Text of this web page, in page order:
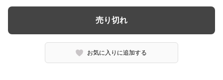
売り切れ
お気に入りに追加する